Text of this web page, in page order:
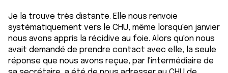
Je la trouve très distante. Elle nous renvoie
systématiquement vers le CHU, même lorsqu'en janvier
nous avons appris la récidive au foie. Alors qu'on nous
avait demandé de prendre contact avec elle, la seule
réponse que nous avons reçue, par l'intermédiaire de